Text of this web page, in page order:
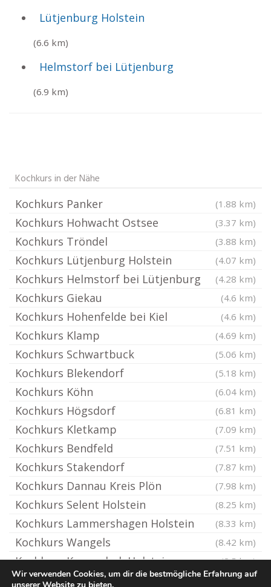
Lütjenburg Holstein
(6.6 km)
Helmstorf bei Lütjenburg
(6.9 km)
Kochkurs in der Nähe
Kochkurs Panker (1.88 km)
Kochkurs Hohwacht Ostsee (3.37 km)
Kochkurs Tröndel (3.88 km)
Kochkurs Lütjenburg Holstein (4.07 km)
Kochkurs Helmstorf bei Lütjenburg (4.28 km)
Kochkurs Giekau (4.6 km)
Kochkurs Hohenfelde bei Kiel (4.6 km)
Kochkurs Klamp (4.69 km)
Kochkurs Schwartbuck (5.06 km)
Kochkurs Blekendorf (5.18 km)
Kochkurs Köhn (6.04 km)
Kochkurs Högsdorf (6.81 km)
Kochkurs Kletkamp (7.09 km)
Kochkurs Bendfeld (7.51 km)
Kochkurs Stakendorf (7.87 km)
Kochkurs Dannau Kreis Plön (7.98 km)
Kochkurs Selent Holstein (8.25 km)
Kochkurs Lammershagen Holstein (8.33 km)
Kochkurs Wangels (8.42 km)
Kochkurs Krummbek Holstein (8.5 km)
Wir verwenden Cookies, um dir die bestmögliche Erfahrung auf